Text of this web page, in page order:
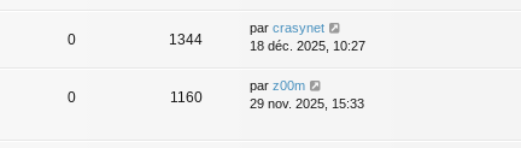
0 1344
par crasynet
18 déc. 2025, 10:27
0 1160
par z00m
29 nov. 2025, 15:33